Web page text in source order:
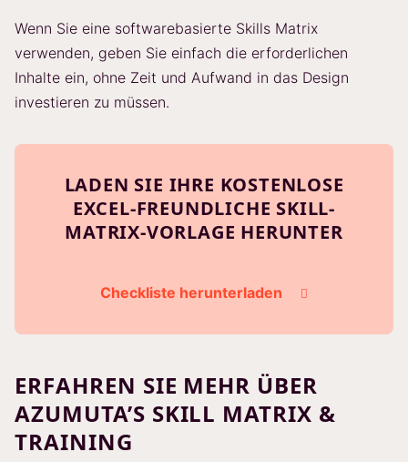
Wenn Sie eine softwarebasierte Skills Matrix
verwenden, geben Sie einfach die erforderlichen
Inhalte ein, ohne Zeit und Aufwand in das Design
investieren zu müssen.
LADEN SIE IHRE KOSTENLOSE
EXCEL-FREUNDLICHE SKILL-
MATRIX-VORLAGE HERUNTER
Checkliste herunterladen
ERFAHREN SIE MEHR ÜBER
AZUMUTA’S SKILL MATRIX &
TRAINING